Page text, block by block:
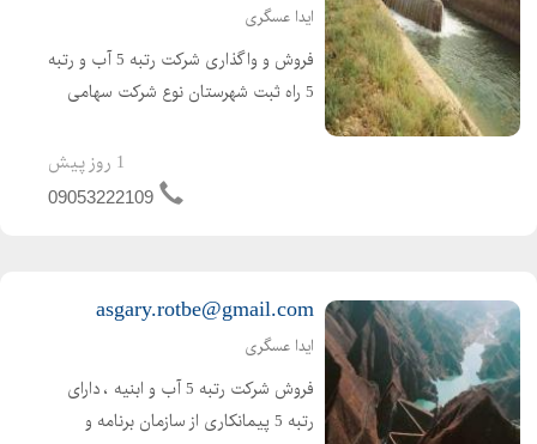
ایدا عسگری
فروش و واگذاری شرکت رتبه 5 آب و رتبه
5 راه ثبت شهرستان نوع شرکت سهامی
شرکت تازه صدور و تازه تاسیس است و
هیچگونه بدهی و کارکردی ندارد شرکت
1 روز پیش
09053222109
asgary.rotbe@gmail.com
ایدا عسگری
فروش شرکت رتبه 5 آب و ابنیه ، دارای
رتبه 5 پیمانکاری از سازمان برنامه و